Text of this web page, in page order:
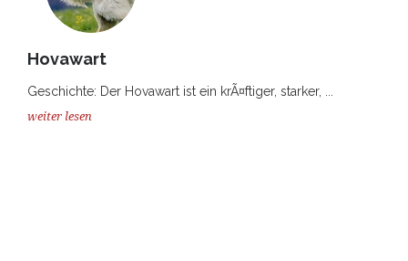
Hovawart
Geschichte: Der Hovawart ist ein krÃ¤ftiger, starker, ...
weiter lesen